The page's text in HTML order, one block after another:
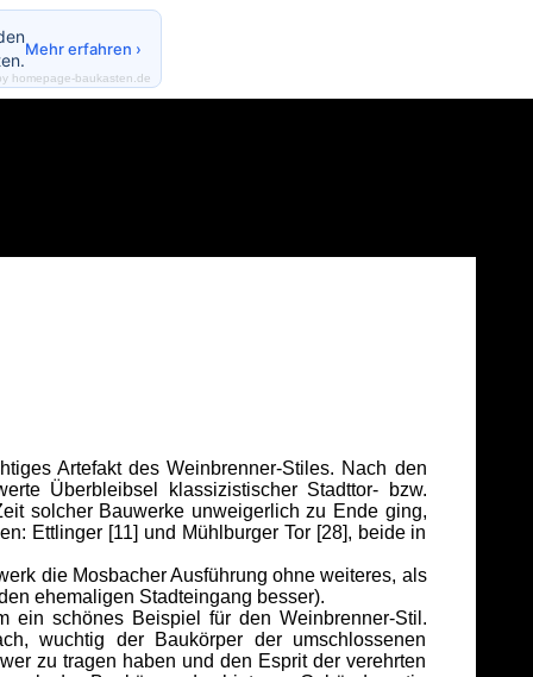
Artefakt des Weinbrenner-Stiles. Nach den
Überbleibsel klassizistischer Stadttor- bzw.
solcher Bauwerke unweigerlich zu Ende ging,
Ettlinger [11] und Mühlburger Tor [28], beide in
die Mosbacher Ausführung ohne weiteres, als
ehemaligen Stadteingang besser).
schönes Beispiel für den Weinbrenner-Stil.
wuchtig der Baukörper der umschlossenen
zu tragen haben und den Esprit der verehrten
Mehr erfahren ›
homepage-baukasten.de